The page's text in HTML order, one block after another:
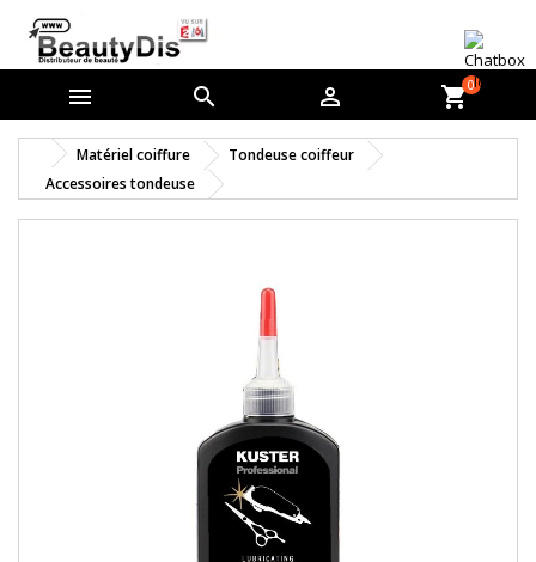
   shopping_cart0
Matériel coiffure
Tondeuse coiffeur
Accessoires tondeuse